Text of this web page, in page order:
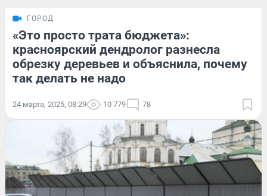
ГОРОД
«Это просто трата бюджета»:
красноярский дендролог разнесла
обрезку деревьев и объяснила, почему
так делать не надо
24 марта, 2025, 08:29 10 779 78